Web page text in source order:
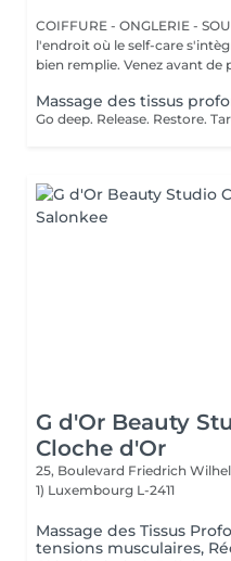
COIFFURE - ONGLERIE - SOURCILS
l'endroit où le self-care
bien remplie. Venez avant de
Massage des tissus
G d'Or Beauty
Cloche d'Or
25, Boulevard Friedrich
1) Luxembourg L-2411
Massage des Tissus
tensions musculaires,